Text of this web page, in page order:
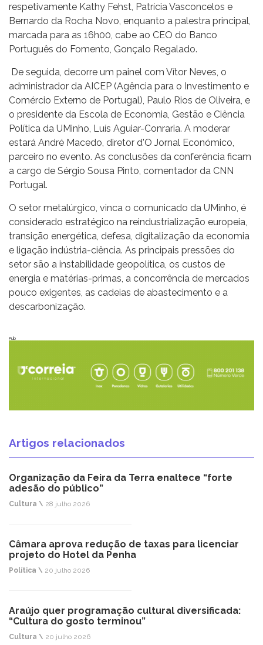
respetivamente Kathy Fehst, Patrícia Vasconcelos e
Bernardo da Rocha Novo, enquanto a palestra principal,
marcada para as 16h00, cabe ao CEO do Banco
Português do Fomento, Gonçalo Regalado.
De seguida, decorre um painel com Vítor Neves, o
administrador da AICEP (Agência para o Investimento e
Comércio Externo de Portugal), Paulo Rios de Oliveira, e
o presidente da Escola de Economia, Gestão e Ciência
Política da UMinho, Luís Aguiar-Conraria. A moderar
estará André Macedo, diretor d'O Jornal Económico,
parceiro no evento. As conclusões da conferência ficam
a cargo de Sérgio Sousa Pinto, comentador da CNN
Portugal.
O setor metalúrgico, vinca o comunicado da UMinho, é
considerado estratégico na reindustrialização europeia,
transição energética, defesa, digitalização da economia
e ligação indústria-ciência. As principais pressões do
setor são a instabilidade geopolítica, os custos de
energia e matérias-primas, a concorrência de mercados
pouco exigentes, as cadeias de abastecimento e a
descarbonização.
Pub
Artigos relacionados
Organização da Feira da Terra enaltece “forte
adesão do público”
Cultura \ 28 julho 2026
Câmara aprova redução de taxas para licenciar
projeto do Hotel da Penha
Política \ 20 julho 2026
Araújo quer programação cultural diversificada:
“Cultura do gosto terminou”
Cultura \ 20 julho 2026